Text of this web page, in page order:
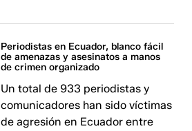
Periodistas en Ecuador, blanco fácil
de amenazas y asesinatos a manos
de crimen organizado
Un total de 933 periodistas y
comunicadores han sido víctimas
de agresión en Ecuador entre